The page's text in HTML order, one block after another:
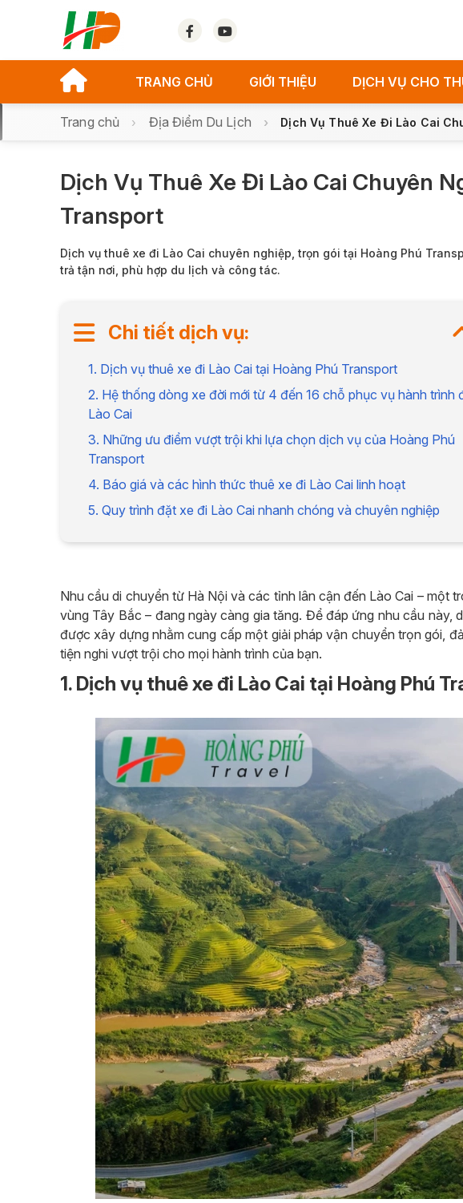
TRANG CHỦ GIỚI THIỆU DỊCH VỤ CHO
Trang chủ Địa Điểm Du Lịch Dịch Vụ Thuê Xe Đi Lào Cai
Dịch Vụ Thuê Xe Đi Lào Cai Chuyên
Transport
Dịch vụ thuê xe đi Lào Cai chuyên nghiệp, trọn gói tại Hoàng Phú
trả tận nơi, phù hợp du lịch và công tác.
Chi tiết dịch vụ:
1. Dịch vụ thuê xe đi Lào Cai tại Hoàng Phú Transport
2. Hệ thống dòng xe đời mới từ 4 đến 16 chỗ phục vụ hành trình
Lào Cai
3. Những ưu điểm vượt trội khi lựa chọn dịch vụ của Hoàng Phú
Transport
4. Báo giá và các hình thức thuê xe đi Lào Cai linh hoạt
5. Quy trình đặt xe đi Lào Cai nhanh chóng và chuyên nghiệp
Nhu cầu di chuyển từ Hà Nội và các tỉnh lân cận đến Lào Cai – một
vùng Tây Bắc – đang ngày càng gia tăng. Để đáp ứng nhu cầu này,
được xây dựng nhằm cung cấp một giải pháp vận chuyển trọn gói,
tiện nghi vượt trội cho mọi hành trình của bạn.
1. Dịch vụ thuê xe đi Lào Cai tại Hoàng Phú